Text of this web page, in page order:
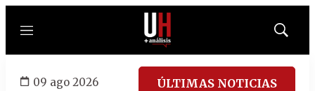
Menú
Mostrar
09 ago 2026 ÚLTIMAS NOTICIAS